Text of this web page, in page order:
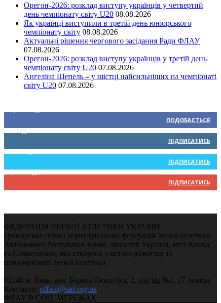
Орегон-2026: розклад виступу українців у четвертий
день чемпіонату світу U20 08.08.2026
Як українці виступили в третій день юніорського
чемпіонату світу 08.08.2026
Актуальні рішення чергового засідання Ради ФЛАУ
07.08.2026
Орегон-2026: розклад виступу українців у третій день
чемпіонату світу U20 07.08.2026
Ангеліна Шепель – у шістці найсильніших на чемпіонаті
світу U20 07.08.2026
ПОДОБАЄТЬСЯ
ПІДПИСАТИСЬ
ПІДПИСАТИСЬ
ПІДПИСАТИСЬ
ФЕДЕРАЦІЯ ЛЕГКОЇ АТЛЕТИКИ УКРАЇНИ
Громадська спілка територіальних федерацій легкої атлетики
Автономної Республіки Крим, областей України, міст Києва
та Севастополя, яка створена з метою розвитку та
популяризації легкої атлетики
02140 м. Київ, вул. Бориса Гмирі буд. 2, під’їзд №1, 17 поверх
Контакти: office@uaf.org.ua
ФЛАУ В СОЦ. МЕРЕЖАХ